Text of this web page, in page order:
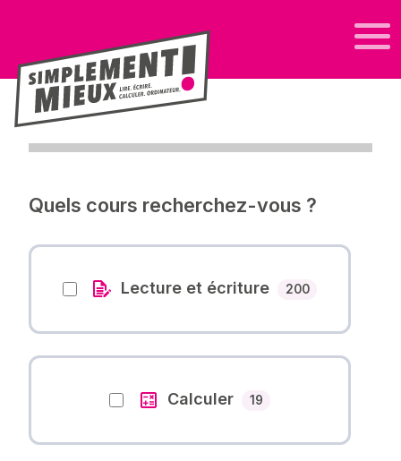
Quels cours recherchez-vous ?
Lecture et écriture 200Nombre des
Calculer 19Nombre des cours